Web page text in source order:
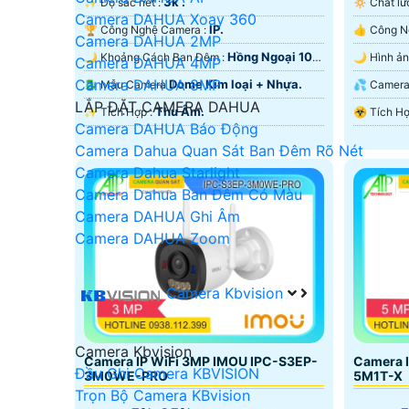
Camera DAHUA Xoay 360
Camera DAHUA 2MP
Camera DAHUA 4MP
Camera DAHUA 8MP
LẮP ĐẶT CAMERA DAHUA
Camera DAHUA Báo Động
Camera Dahua Quan Sát Ban Đêm Rõ Nét
Camera Dahua Starlight
Camera Dahua Ban Đêm Có Màu
Camera DAHUA Ghi Âm
Camera DAHUA Zoom
Camera Kbvision
Camera Kbvision
Đầu Ghi Camera KBVISION
Trọn Bộ Camera KBvision
🏆 Công Nghệ Camera : IP.
🌙 Khoảng Cách Ban Đêm : Hồng Ngoại 10m
Hồng Ngoại SMD.
🐉️ Mẫu CameraDome Kim loại + Nhựa.
️✨ Tích Hợp :Thu Âm.
Hồng
💦
Camera IP WiFi 3MP IMOU IPC-S3EP-
3M0WE-PRO
Camera
5M1T-X